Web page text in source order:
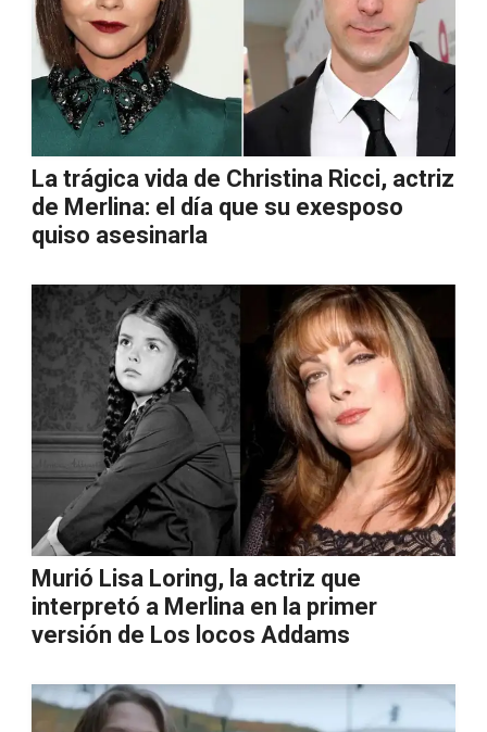
La trágica vida de Christina Ricci, actriz
de Merlina: el día que su exesposo
quiso asesinarla
Murió Lisa Loring, la actriz que
interpretó a Merlina en la primer
versión de Los locos Addams